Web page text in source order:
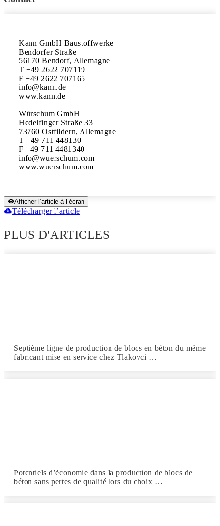
Kann GmbH Baustoffwerke
Bendorfer Straße
56170 Bendorf, Allemagne
T +49 2622 707119
F +49 2622 707165
info@kann.de
www.kann.de
Würschum GmbH
Hedelfinger Straße 33
73760 Ostfildern, Allemagne
T +49 711 448130
F +49 711 4481340
info@wuerschum.com
www.wuerschum.com
Afficher l’article à l’écran
Télécharger l’article
PLUS D'ARTICLES
Septième ligne de production de blocs en béton du même
fabricant mise en service chez Tlakovci …
Potentiels d’économie dans la production de blocs de
béton sans pertes de qualité lors du choix …